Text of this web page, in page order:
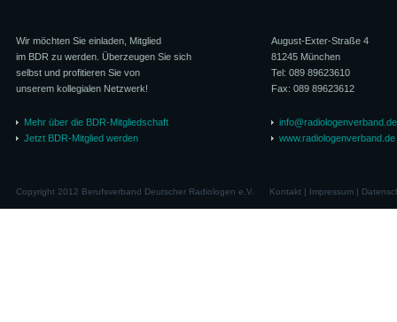
Wir möchten Sie einladen, Mitglied
im BDR zu werden. Überzeugen Sie sich
selbst und profitieren Sie von
unserem kollegialen Netzwerk!
Mehr über die BDR-Mitgliedschaft
Jetzt BDR-Mitglied werden
August-Exter-Straße 4
81245 München
Tel: 089 89623610
Fax: 089 89623612
info@radiologenverband.de
www.radiologenverband.de
Copyright 2012 Berufsverband Deutscher Radiologen e.V. Kontakt| Impressum|